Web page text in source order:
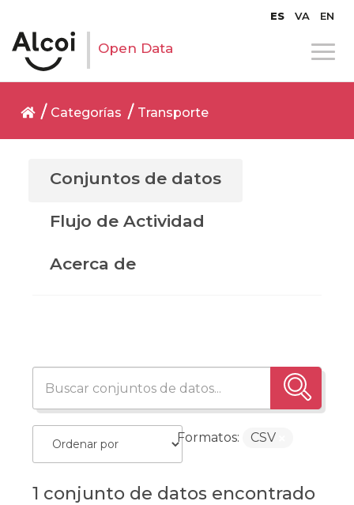
ES VA EN
Open Data
Categorías Transporte
Conjuntos de datos
Flujo de Actividad
Acerca de
1 conjunto de datos encontrado
Formatos: CSV